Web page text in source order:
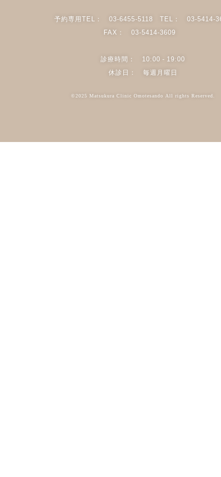
予約専用TEL：03-6455-5118 TEL：03-5414-
FAX： 03-5414-3609
診療時間： 10:00 - 19:00
休診日： 毎週月曜日
©2025 Matsukura Clinic Omotesando All rights Reserved.